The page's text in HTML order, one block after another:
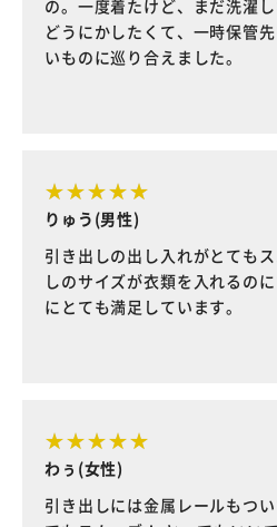
の。一度着たけど、まだ洗濯
どうにかしたくて、一時保管
いものに巡り合えました。
りゅう(男性)
引き出しの出し入れがとても
しのサイズが衣類を入れるの
にとても満足しています。
わぅ(女性)
引き出しには金属レールもつ